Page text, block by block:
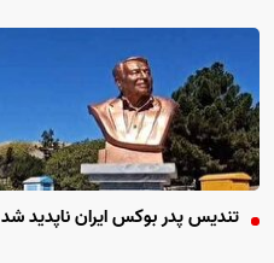
تندیس پدر بوکس ایران ناپدید شد